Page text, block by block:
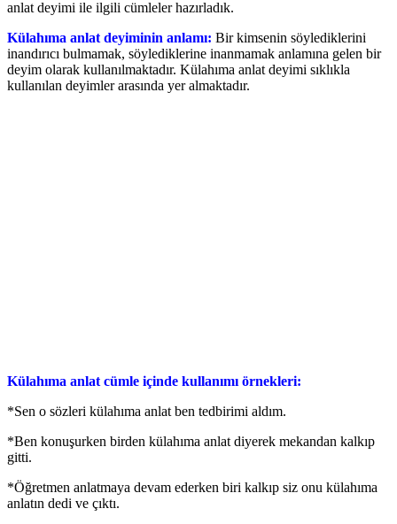
anlat deyimi ile ilgili cümleler hazırladık.
Külahıma anlat deyiminin anlamı: Bir kimsenin söylediklerini
inandırıcı bulmamak, söylediklerine inanmamak anlamına gelen bir
deyim olarak kullanılmaktadır. Külahıma anlat deyimi sıklıkla
kullanılan deyimler arasında yer almaktadır.
Külahıma anlat cümle içinde kullanımı örnekleri:
*Sen o sözleri külahıma anlat ben tedbirimi aldım.
*Ben konuşurken birden külahıma anlat diyerek mekandan kalkıp
gitti.
*Öğretmen anlatmaya devam ederken biri kalkıp siz onu külahıma
anlatın dedi ve çıktı.